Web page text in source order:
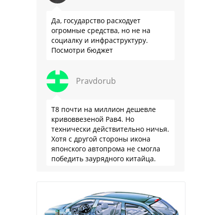
Да, государство расходует
огромные средства, но не на
социалку и инфраструктуру.
Посмотри бюджет
Pravdorub
Т8 почти на миллион дешевле
кривоввезеной Рав4. Но
технически действительно ничья.
Хотя с другой стороны икона
японского автопрома не смогла
победить заурядного китайца.